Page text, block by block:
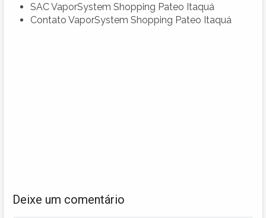
SAC VaporSystem Shopping Pateo Itaquá
Contato VaporSystem Shopping Pateo Itaquá
Deixe um comentário